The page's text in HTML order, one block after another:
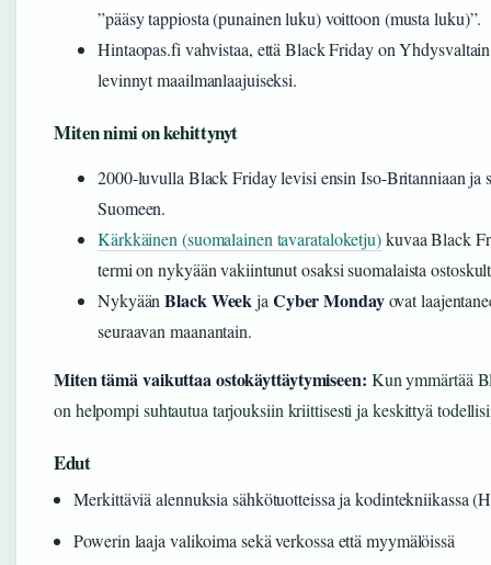
”pääsy tappiosta (punainen luku) voittoon (musta luku)”.
Hintaopas.fi vahvistaa, että Black Friday on
levinnyt maailmanlaajuiseksi.
Miten nimi on kehittynyt
2000-luvulla Black Friday levisi ensin Iso-Britanniaan ja
Suomeen.
Kärkkäinen (suomalainen tavarataloketju)kuvaa Black
termi on nykyään vakiintunut osaksi suomalaista
NykyäänBlack Week ja Cyber Mondayovat
seuraavan maanantain.
Miten tämä vaikuttaa ostokäyttäytymiseen: Kun ymmärtää
on helpompi suhtautua tarjouksiin kriittisesti ja keskittyä
Edut
Merkittäviä alennuksia sähkötuotteissa ja kodintekniikassa
Powerin laaja valikoima sekä verkossa että myymälöissä